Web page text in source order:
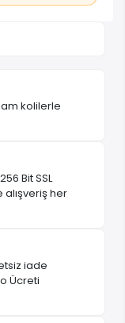
kolilerle
Bit SSL
alışveriş her
iade
Ücreti